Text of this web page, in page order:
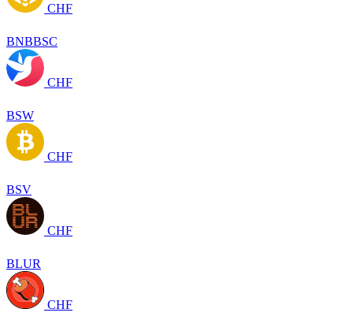
CHF
BNBBSC
CHF
BSW
CHF
BSV
CHF
BLUR
CHF